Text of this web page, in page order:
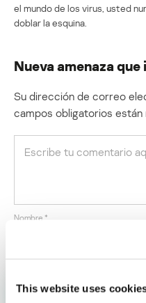
This website uses
el mundo de los virus, usted
doblar la esquina.
Nueva amenaza
Su dirección de correo
campos obligatorios
Nombre *